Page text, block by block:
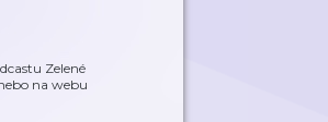
Zelené
na webu